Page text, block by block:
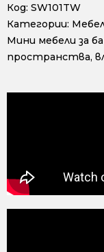
Код: SW101TW
Категории:
Мини мебели за
пространства,